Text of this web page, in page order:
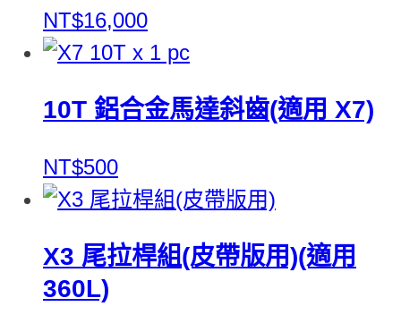
NT$16,000
10T 鋁合金馬達斜齒(適用 X7)
NT$500
X3 尾拉桿組(皮帶版用)(適用
360L)